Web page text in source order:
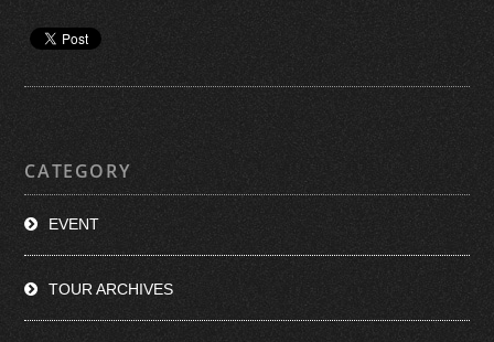
CATEGORY
EVENT
TOUR ARCHIVES